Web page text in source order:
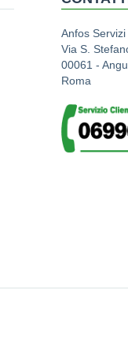
Anfos Servizi
Via S.
00061 -
Roma